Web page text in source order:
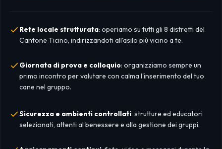
Rete locale strutturata: operiamo su tutti gli 8 distretti del
Cantone Ticino, indirizzandoti all'asilo più vicino a te.
Giornata di prova e colloquio: organizziamo sempre un
primo incontro per valutare con calma l'inserimento del tuo
cane nel gruppo.
Sicurezza e ambienti controllati: strutture ed educatori
selezionati, attenti al benessere e alla gestione dei gruppi.